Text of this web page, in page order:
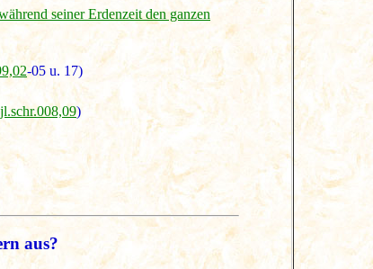
seiner Erdenzeit den ganzen
-05 u. 17)
jl.schr.008,09)
aus?